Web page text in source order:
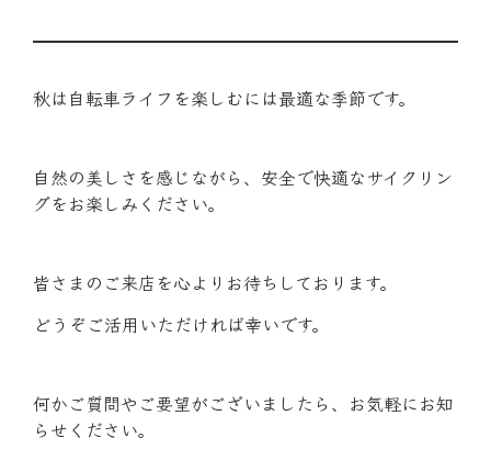
秋は自転車ライフを楽しむには最適な季節です。
自然の美しさを感じながら、安全で快適なサイクリン
グをお楽しみください。
皆さまのご来店を心よりお待ちしております。
どうぞご活用いただければ幸いです。
何かご質問やご要望がございましたら、お気軽にお知
らせください。